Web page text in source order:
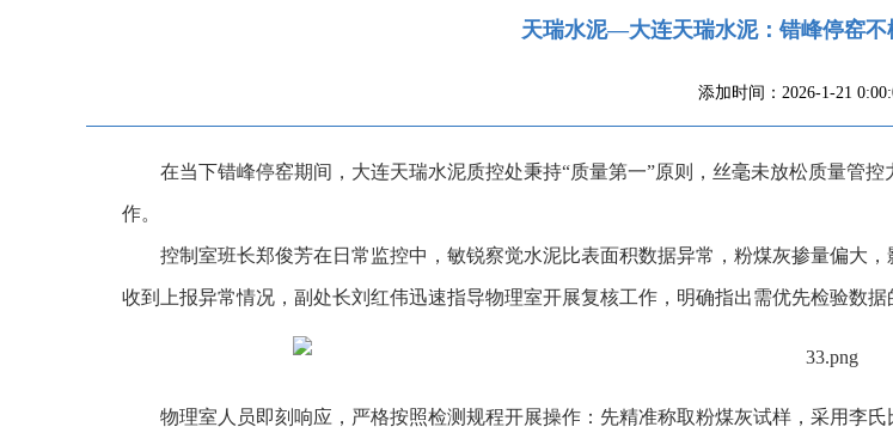
天瑞水泥—大连天瑞水泥：错峰停窑不
添加时间：2026-1-21
在当下错峰停窑期间，大连天瑞水泥质控处秉持“质量第一”原则，丝毫未放松质量管
作。
控制室班长郑俊芳在日常监控中，敏锐察觉水泥比表面积数据异常，粉煤灰掺量偏大
收到上报异常情况，副处长刘红伟迅速指导物理室开展复核工作，明确指出需优先检验数据
物理室人员即刻响应，严格按照检测规程开展操作：先精准称取粉煤灰试样，采用李